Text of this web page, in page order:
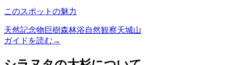
このスポットの魅力
天然記念物巨樹森林浴自然観察天城山
ガイドを読む →